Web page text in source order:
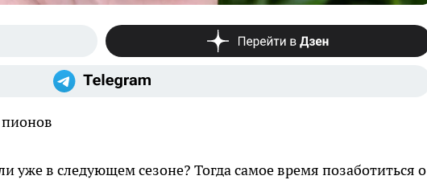
уже в следующем сезоне? Тогда самое время позаботиться о